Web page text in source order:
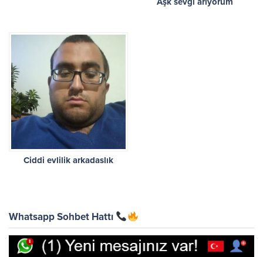
Ciddi evlilik arkadaslık
Whatsapp Sohbet Hattı